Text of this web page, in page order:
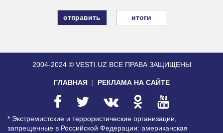
итоги
2004-2024 © VESTI.UZ ВСЕ ПРАВА ЗАЩИЩЕНЫ
ГЛАВНАЯ РЕКЛАМА НА САЙТЕ
* Экстремистские и террористические организации,
запрещенные в Российской Федерации: американская